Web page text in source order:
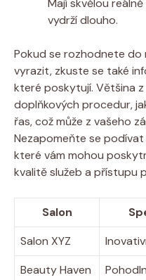
‌vydrží dlouho.
Pokud se rozhodnete⁢
vyrazit, zkuste se také
které poskytují.‌ Většina
doplňkových ⁣procedur,
řas,‌ což​ může z vašeho⁣
Nezapomeňte ⁤se⁢
které ‌vám mohou
⁢kvalitě služeb a přístupu⁣
Salon
Salon XYZ
Beauty Haven